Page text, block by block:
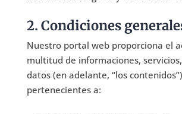
2. Condiciones
Nuestro portal web proporciona el
multitud de informaciones,
datos (en adelante, “los
pertenecientes a: